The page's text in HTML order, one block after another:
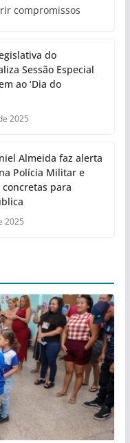
compromissos
do
Sessão Especial
ao ‘Dia do
2025
Almeida faz alerta
Polícia Militar e
para
2025